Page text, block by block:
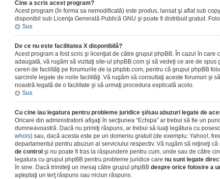
Cine a scris acest program?
Acest program (în forma sa nemodificată) este produs, lansat şi aflat sub
disponibil sub Licenţa Generală Publică GNU şi poate fi distribuit gratuit.
Sus
De ce nu este facilitatea X disponibilă?
Acest program a fost scris şi licenţiat de către grupul phpBB. În cazul în care
adaugată, vă rugăm să vizitaţi site-ul phpBB.com şi să vedeţi ce are de
cereri de facilităţi pe forumurile de la phpbb.com, pentru că grupul phpBB
sarcinile legate de noile facilităţi. Vă rugăm să consultaţi aceste forumuri şi
noastră legată de o facilitate şi să urmaţi procedura explicată acolo.
Sus
Cu cine iau legatura pentru probleme juridice şi/sau abuzuri legate de
Oricare din administratorii afişaţi în secţiunea “Echipa” ar trebui să fie un
dumneavoastră. Dacă nu primiţi răspuns, ar trebui să luaţi legătura cu
whois) sau, dacă acesta este pe un domeniu gratuit (de exemplu: Yahoo!,
departamentul pentru abuzuri al serviciului respectiv. Vă rugăm să reţineţi
de control şi nu poate fi tras la răspundere pentru cum, unde sau de către
legatura cu grupul phpBB pentru probleme juridice care nu sunt legate
în sine. Dacă trimiteţi un mesaj către grupul phpBB despre orice folosire a
aşteptaţi un terţ răspuns sau niciun răspuns.